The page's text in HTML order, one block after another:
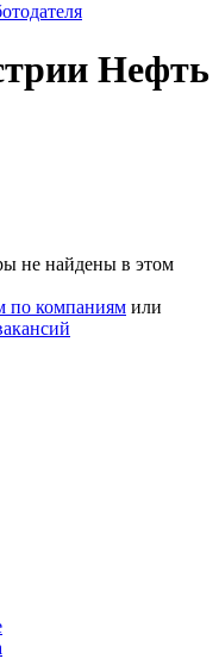
Нефть
не найдены в этом
по компаниям или